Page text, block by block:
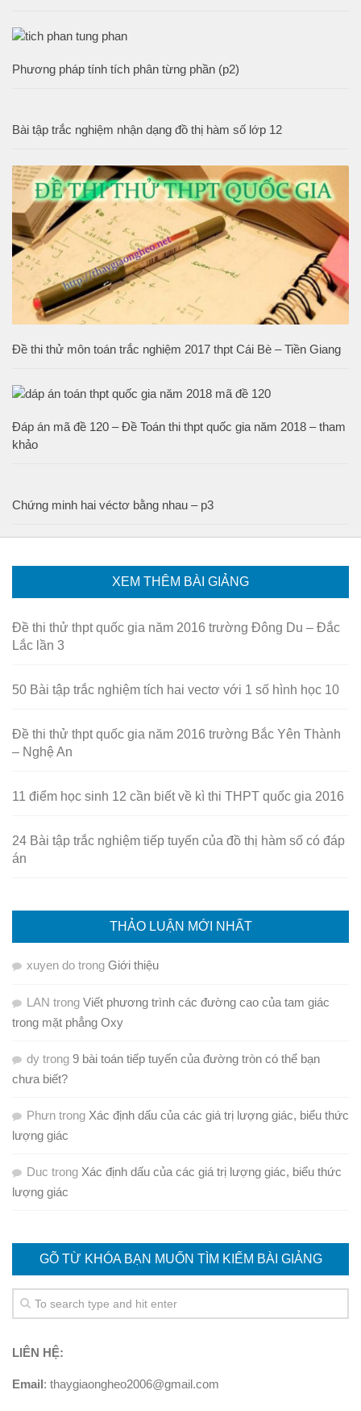
Phương pháp tính tích phân từng phần (p2)
Bài tập trắc nghiệm nhận dạng đồ thị hàm số lớp 12
Đề thi thử môn toán trắc nghiệm 2017 thpt Cái Bè – Tiền Giang
Đáp án mã đề 120 – Đề Toán thi thpt quốc gia năm 2018 – tham
khảo
Chứng minh hai véctơ bằng nhau – p3
XEM THÊM BÀI GIẢNG
Đề thi thử thpt quốc gia năm 2016 trường Đông Du – Đắc
Lắc lần 3
50 Bài tập trắc nghiệm tích hai vectơ với 1 số hình học 10
Đề thi thử thpt quốc gia năm 2016 trường Bắc Yên Thành
– Nghệ An
11 điểm học sinh 12 cần biết về kì thi THPT quốc gia 2016
24 Bài tập trắc nghiệm tiếp tuyến của đồ thị hàm số có đáp
án
THẢO LUẬN MỚI NHẤT
xuyen do trong Giới thiệu
LAN trong Viết phương trình các đường cao của tam giác
trong mặt phẳng Oxy
dy trong 9 bài toán tiếp tuyến của đường tròn có thể bạn
chưa biết?
Phưn trong Xác định dấu của các giá trị lượng giác, biểu thức
lượng giác
Duc trong Xác định dấu của các giá trị lượng giác, biểu thức
lượng giác
GÕ TỪ KHÓA BẠN MUỐN TÌM KIẾM BÀI GIẢNG
LIÊN HỆ:
Email: thaygiaongheo2006@gmail.com